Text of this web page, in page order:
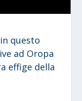
questo
ad Oropa
effige della